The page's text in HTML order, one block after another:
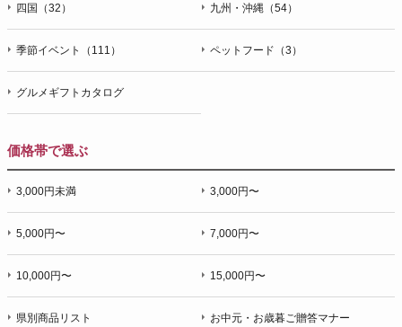
四国（32） 九州・沖縄（54）
季節イベント（111） ペットフード（3）
グルメギフトカタログ
価格帯で選ぶ
3,000円未満 3,000円〜
5,000円〜 7,000円〜
10,000円〜 15,000円〜
県別商品リスト お中元・お歳暮ご贈答マナー